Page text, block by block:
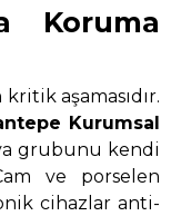
Koruma
aşamasıdır.
Kurumsal
grubunu kendi
ve porselen
cihazlar anti-